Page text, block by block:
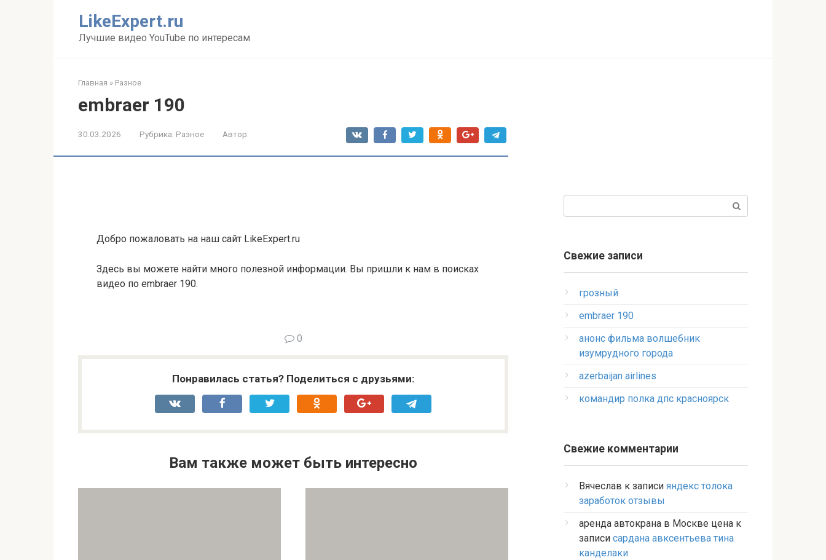
LikeExpert.ru
Лучшие видео YouTube по интересам
Главная » Разное
embraer 190
30.03.2026 Рубрика: Разное Автор:
Добро пожаловать на наш сайт LikeExpert.ru
Здесь вы можете найти много полезной информации. Вы пришли к нам в поисках
видео по embraer 190.
0
Понравилась статья? Поделиться с друзьями:
Вам также может быть интересно
Свежие записи
грозный
embraer 190
анонс фильма волшебник
изумрудного города
azerbaijan airlines
командир полка дпс красноярск
Свежие комментарии
Вячеслав к записи яндекс толока
заработок отзывы
аренда автокрана в Москве цена к
записи сардана авксентьева тина
канделаки